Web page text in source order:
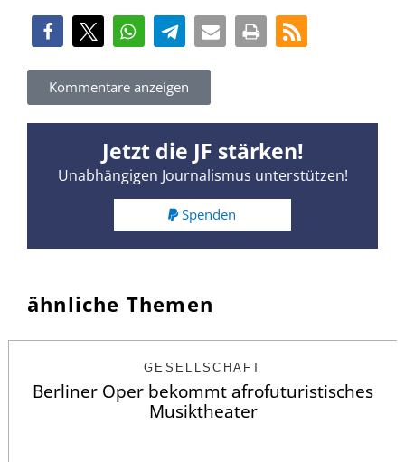
Kommentare anzeigen
Jetzt die JF stärken!
Unabhängigen Journalismus unterstützen!
Spenden
ähnliche Themen
GESELLSCHAFT
Berliner Oper bekommt afrofuturistisches
Musiktheater